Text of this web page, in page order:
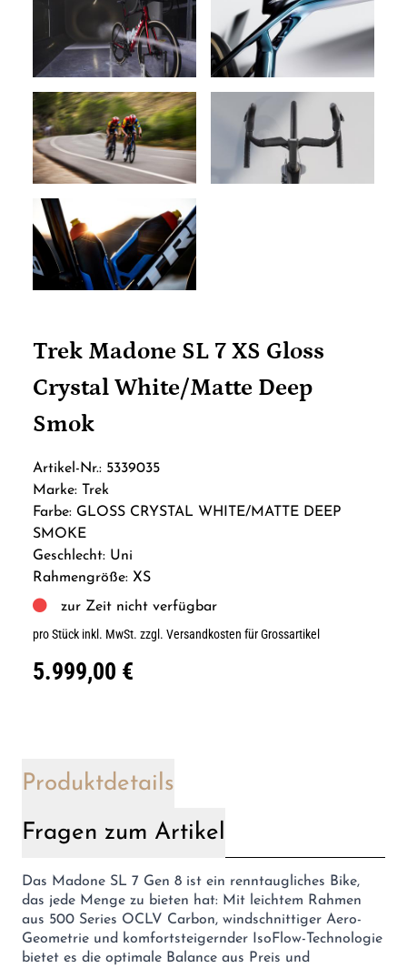
Trek Madone SL 7 XS Gloss
Crystal White/Matte Deep
Smok
Artikel-Nr.: 5339035
Marke: Trek
Farbe: GLOSS CRYSTAL WHITE/MATTE DEEP
SMOKE
Geschlecht: Uni
Rahmengröße: XS
zur Zeit nicht verfügbar
pro Stück inkl. MwSt. zzgl. Versandkosten für Grossartikel
5.999,00 €
Produktdetails
Fragen zum Artikel
Das Madone SL 7 Gen 8 ist ein renntaugliches Bike,
das jede Menge zu bieten hat: Mit leichtem Rahmen
aus 500 Series OCLV Carbon, windschnittiger Aero-
Geometrie und komfortsteigernder IsoFlow-Technologie
bietet es die optimale Balance aus Preis und